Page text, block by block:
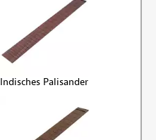
Indisches Palisander